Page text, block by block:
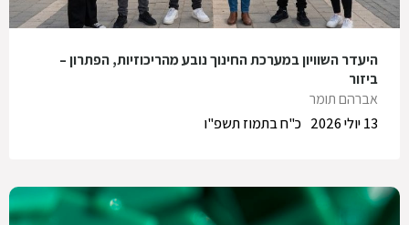
היעדר השוויון במערכת החינוך נובע מהריכוזיות, הפתרון –
ביזור
אברהם תומר
כ"ח בתמוז תשפ"ו
13 יולי 2026